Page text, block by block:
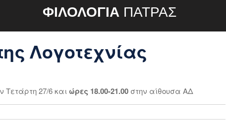
ΦΙΛΟΛΟΓΙΑ ΠΑΤΡΑΣ
Λογοτεχνίας
Τετάρτη 27/6 και ώρες 18.00-21.00 στην αίθουσα ΑΔ